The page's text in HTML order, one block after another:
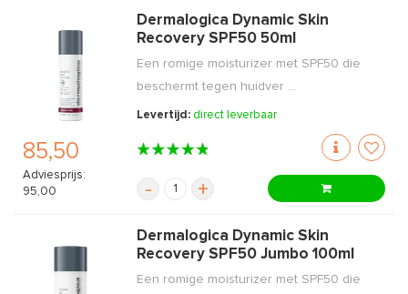
85,50
Adviesprijs:
95,00
Dermalogica Dynamic Skin
Recovery SPF50 50ml
Een romige moisturizer met SPF50 die
beschermt tegen huidver ...
Levertijd: direct leverbaar
- +
Dermalogica Dynamic Skin
Recovery SPF50 Jumbo 100ml
Een romige moisturizer met SPF50 die